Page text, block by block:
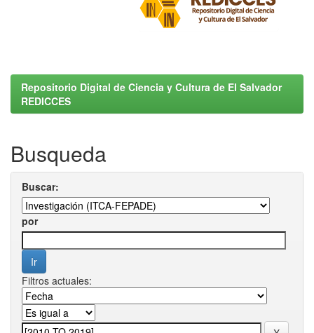
Repositorio Digital de Ciencia y Cultura de El Salvador
REDICCES
Busqueda
Buscar:
por
Filtros actuales: